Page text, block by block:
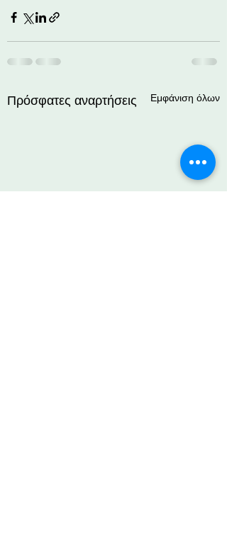
Πρόσφατες αναρτήσεις Εμφάνιση όλων